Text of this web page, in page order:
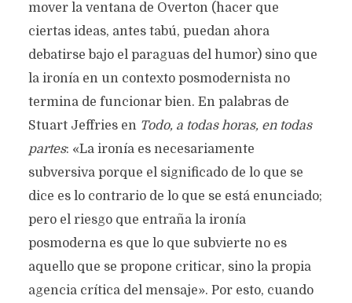
mover la ventana de Overton (hacer que
ciertas ideas, antes tabú, puedan ahora
debatirse bajo el paraguas del humor) sino que
la ironía en un contexto posmodernista no
termina de funcionar bien. En palabras de
Stuart Jeffries en Todo, a todas horas, en todas
partes: «La ironía es necesariamente
subversiva porque el significado de lo que se
dice es lo contrario de lo que se está enunciado;
pero el riesgo que entraña la ironía
posmoderna es que lo que subvierte no es
aquello que se propone criticar, sino la propia
agencia crítica del mensaje». Por esto, cuando